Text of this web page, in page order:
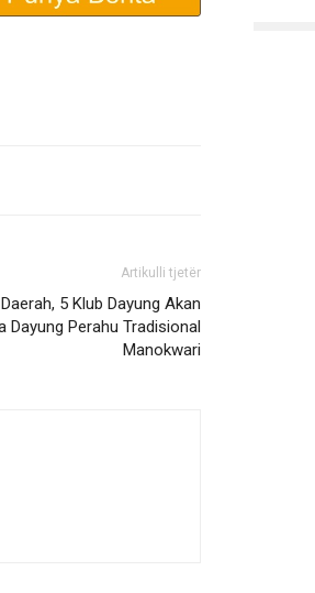
Artikulli tjetër
5 Klub Dayung Akan
Dayung Perahu Tradisional
Manokwari